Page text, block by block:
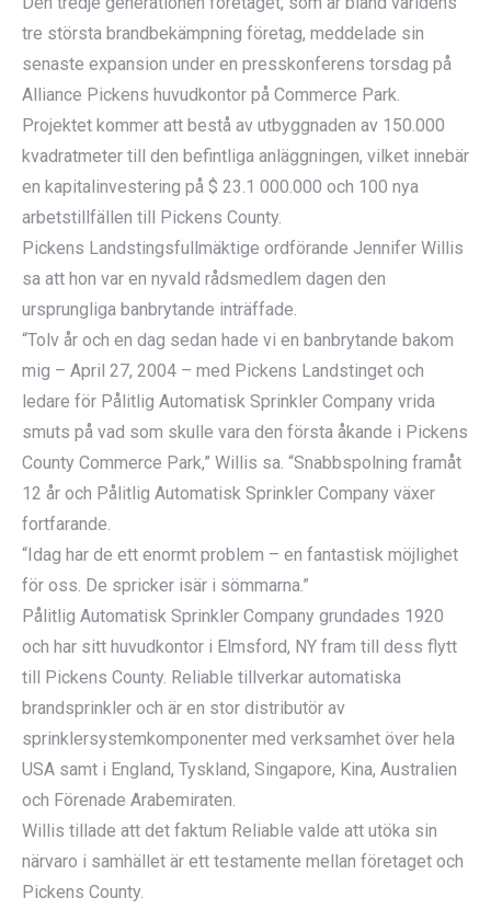
tre största brandbekämpning företag, meddelade sin
senaste expansion under en presskonferens torsdag på
Alliance Pickens huvudkontor på Commerce Park.
Projektet kommer att bestå av utbyggnaden av 150.000
kvadratmeter till den befintliga anläggningen, vilket innebär
en kapitalinvestering på $ 23.1 000.000 och 100 nya
arbetstillfällen till Pickens County.
Pickens Landstingsfullmäktige ordförande Jennifer Willis
sa att hon var en nyvald rådsmedlem dagen den
ursprungliga banbrytande inträffade.
“Tolv år och en dag sedan hade vi en banbrytande bakom
mig – April 27, 2004 – med Pickens Landstinget och
ledare för Pålitlig Automatisk Sprinkler Company vrida
smuts på vad som skulle vara den första åkande i Pickens
County Commerce Park,” Willis sa. “Snabbspolning framåt
12 år och Pålitlig Automatisk Sprinkler Company växer
fortfarande.
“Idag har de ett enormt problem – en fantastisk möjlighet
för oss. De spricker isär i sömmarna.”
Pålitlig Automatisk Sprinkler Company grundades 1920
och har sitt huvudkontor i Elmsford, NY fram till dess flytt
till Pickens County. Reliable tillverkar automatiska
brandsprinkler och är en stor distributör av
sprinklersystemkomponenter med verksamhet över hela
USA samt i England, Tyskland, Singapore, Kina, Australien
och Förenade Arabemiraten.
Willis tillade att det faktum Reliable valde att utöka sin
närvaro i samhället är ett testamente mellan företaget och
Pickens County.